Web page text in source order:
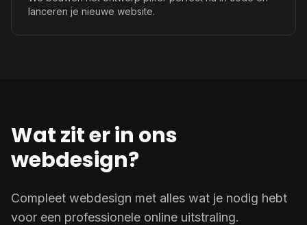
lanceren je nieuwe website.
Wat zit er in ons
webdesign?
Compleet webdesign met alles wat je nodig hebt
voor een professionele online uitstraling.